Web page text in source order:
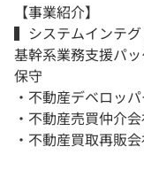
【事業紹介】
▍システムインテグ
基幹系業務支援パ
保守
・不動産デベロッ
・不動産売買仲介
・不動産買取再販